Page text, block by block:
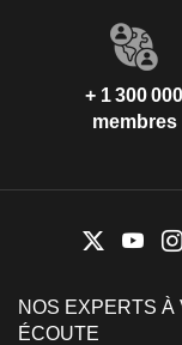
+ 1 300 000
membres
NOS EXPERTS À
ÉCOUTE